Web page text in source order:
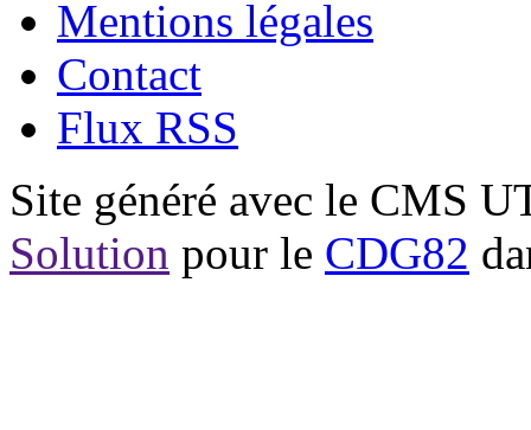
Mentions légales
Contact
Flux RSS
Site généré avec le CMS
Solution pour le CDG82